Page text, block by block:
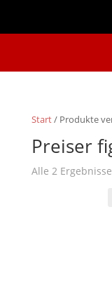
Start/ Produkte
Preiser
Alle 2